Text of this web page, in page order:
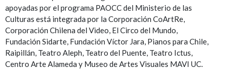
apoyadas por el programa PAOCC del Ministerio de las
Culturas está integrada por la Corporación CoArtRe,
Corporación Chilena del Video, El Circo del Mundo,
Fundación Sidarte, Fundación Víctor Jara, Pianos para Chile,
Raipillán, Teatro Aleph, Teatro del Puente, Teatro Ictus,
Centro Arte Alameda y Museo de Artes Visuales MAVI UC.